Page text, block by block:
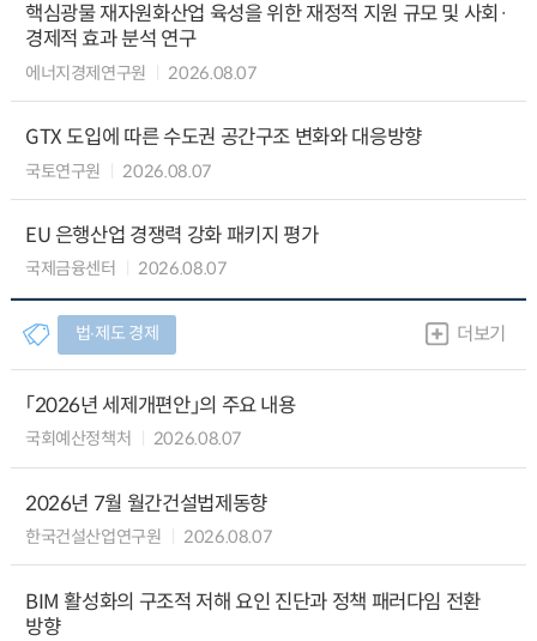
핵심광물 재자원화산업 육성을 위한 재정적 지원 규모 및 사회·
경제적 효과 분석 연구
에너지경제연구원 2026.08.07
GTX 도입에 따른 수도권 공간구조 변화와 대응방향
국토연구원 2026.08.07
EU 은행산업 경쟁력 강화 패키지 평가
국제금융센터 2026.08.07
법∙제도 경제 더보기
「2026년 세제개편안」의 주요 내용
국회예산정책처 2026.08.07
2026년 7월 월간건설법제동향
한국건설산업연구원 2026.08.07
BIM 활성화의 구조적 저해 요인 진단과 정책 패러다임 전환
방향